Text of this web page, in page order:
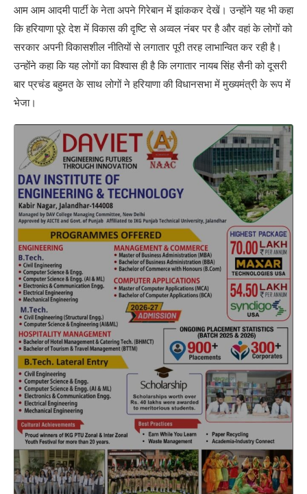
आम आम आदमी पार्टी के नेता अपने गिरेबान में झांककर देखें। उन्होंने यह भी कहा
कि हरियाणा पूरे देश में विकास की दृष्टि से अव्वल नंबर पर है और वहां के लोगों को
सरकार अपनी विकासशील नीतियों से लगातार पूरी तरह लाभान्वित कर रही है।
उन्होंने कहा कि यह लोगों का विश्वास ही है कि लगातार नायब सिंह सैनी को दूसरी
बार प्रचंड बहुमत के साथ लोगों ने हरियाणा की विधानसभा में मुख्यमंत्री के रूप में
भेजा।